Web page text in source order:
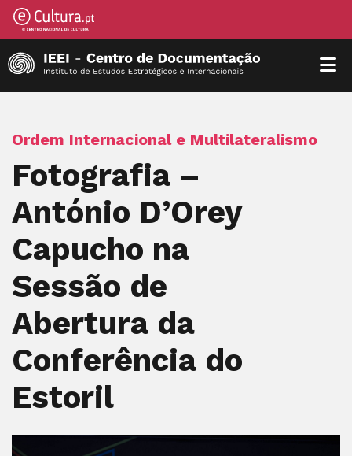
Ordem Internacional e Multilateralismo
Fotografia –
António D’Orey
Capucho na
Sessão de
Abertura da
Conferência do
Estoril